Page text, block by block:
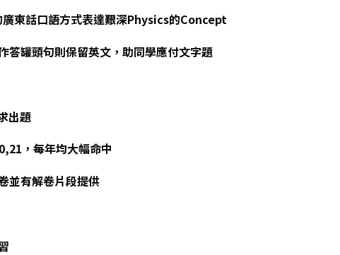
東話口語方式表達艱深Physics的Concept
罐頭句則保留英文，助同學應付文字題
出題
，每年均大幅命中
並有解卷片段提供